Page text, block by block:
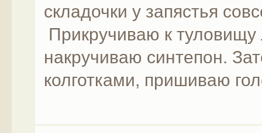
складочки у запястья
Прикручиваю к
накручиваю синтепон.
колготками, пришиваю